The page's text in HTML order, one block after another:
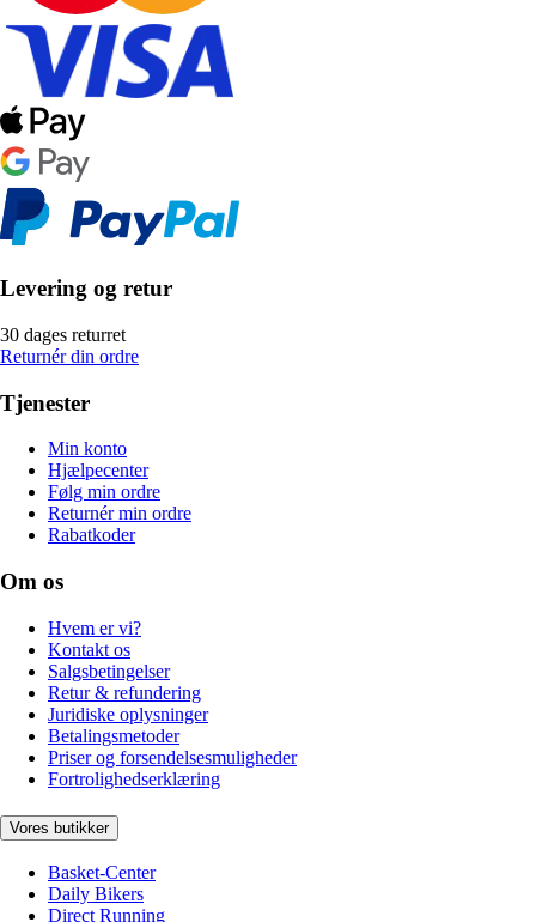
Levering og retur
30 dages returret
Returnér din ordre
Tjenester
Min konto
Hjælpecenter
Følg min ordre
Returnér min ordre
Rabatkoder
Om os
Hvem er vi?
Kontakt os
Salgsbetingelser
Retur & refundering
Juridiske oplysninger
Betalingsmetoder
Priser og forsendelsesmuligheder
Fortrolighedserklæring
Vores butikker
Basket-Center
Daily Bikers
Direct Running